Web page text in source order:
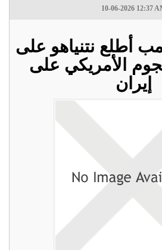
10-06-2026 12:37
١٤: ترمب أطلع نتنياهو على
الأمريكي على
إيران